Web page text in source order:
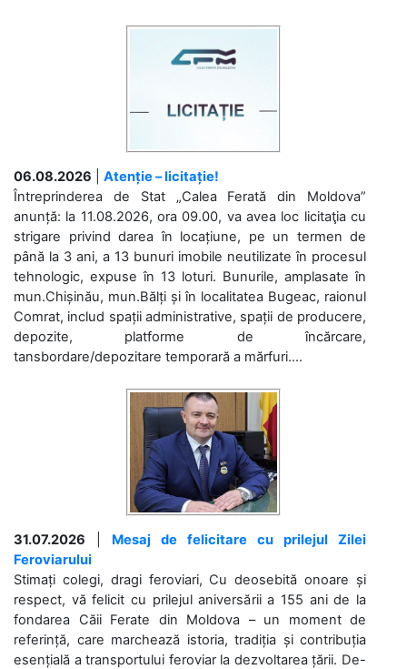
06.08.2026
Atenție – licitație!
Întreprinderea de Stat „Calea Ferată din Moldova”
anunță: la 11.08.2026, ora 09.00, va avea loc licitaţia cu
strigare privind darea în locațiune, pe un termen de
până la 3 ani, a 13 bunuri imobile neutilizate în procesul
tehnologic, expuse în 13 loturi. Bunurile, amplasate în
mun.Chișinău, mun.Bălți și în localitatea Bugeac, raionul
Comrat, includ spații administrative, spații de producere,
depozite, platforme de încărcare,
tansbordare/depozitare temporară a mărfuri....
31.07.2026
Mesaj de felicitare cu prilejul Zilei
Feroviarului
Stimați colegi, dragi feroviari, Cu deosebită onoare și
respect, vă felicit cu prilejul aniversării a 155 ani de la
fondarea Căii Ferate din Moldova – un moment de
referință, care marchează istoria, tradiția și contribuția
esențială a transportului feroviar la dezvoltarea țării. De-